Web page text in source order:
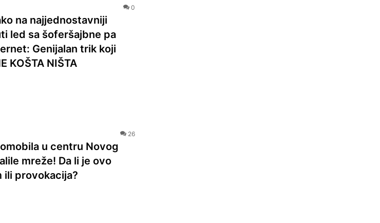
0
na najjednostavniji
led sa šoferšajbne pa
Genijalan trik koji
KOŠTA NIŠTA
26
u centru Novog
mreže! Da li je ovo
ili provokacija?